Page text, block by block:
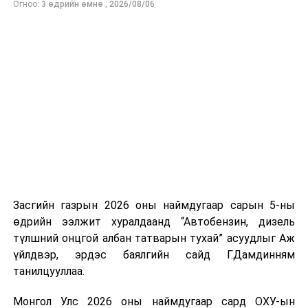
нийлүүлэлтийг тогтворжуулах хүрээнд бусад эх
Огноо: 3 өдрийн өмнө , 2026/08/06
Засгийн газрын 2026 оны наймдугаар сарын 5-ны
өдрийн ээлжит хуралдаанд “Автобензин, дизель
түлшний онцгой албан татварын тухай” асуудлыг Аж
үйлдвэр, эрдэс баялгийн сайд Г.Дамдинням
танилцууллаа.
Монгол Улс 2026 оны наймдугаар сард ОХУ-ын